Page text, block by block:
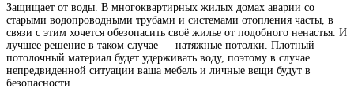
Защищает от воды. В многоквартирных жилых домах аварии со
старыми водопроводными трубами и системами отопления часты, в
связи с этим хочется обезопасить своё жилье от подобного ненастья. И
лучшее решение в таком случае — натяжные потолки. Плотный
потолочный материал будет удерживать воду, поэтому в случае
непредвиденной ситуации ваша мебель и личные вещи будут в
безопасности.